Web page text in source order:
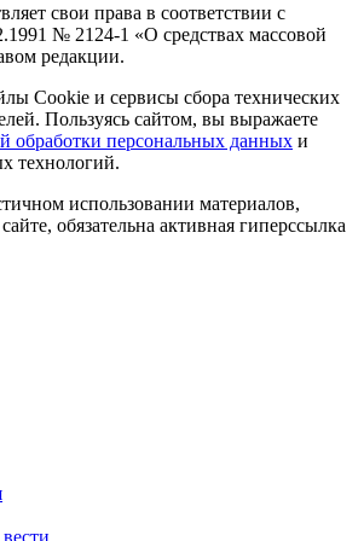
свои права в соответствии с
№ 2124-1 «О средствах массовой
редакции.
Cookie и сервисы сбора технических
Пользуясь сайтом, вы выражаете
обработки персональных данных и
технологий.
использовании материалов,
обязательна активная гиперссылка